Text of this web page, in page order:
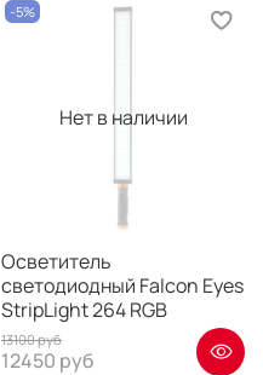
Нет в наличии
-5%
Осветитель
светодиодный Falcon Eyes
StripLight 264 RGB
13100 руб
12450 руб